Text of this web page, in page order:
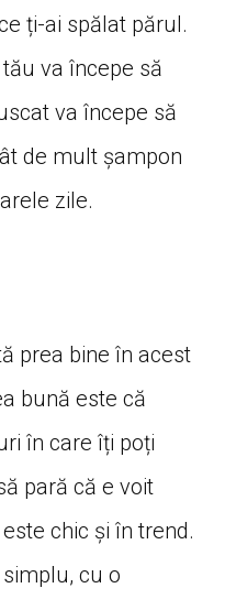
ți-ai spălat părul.
va începe să
va începe să
de mult șampon
zile.
prea bine în acest
bună este că
în care îți poți
pară că e voit
chic și în trend.
cu o